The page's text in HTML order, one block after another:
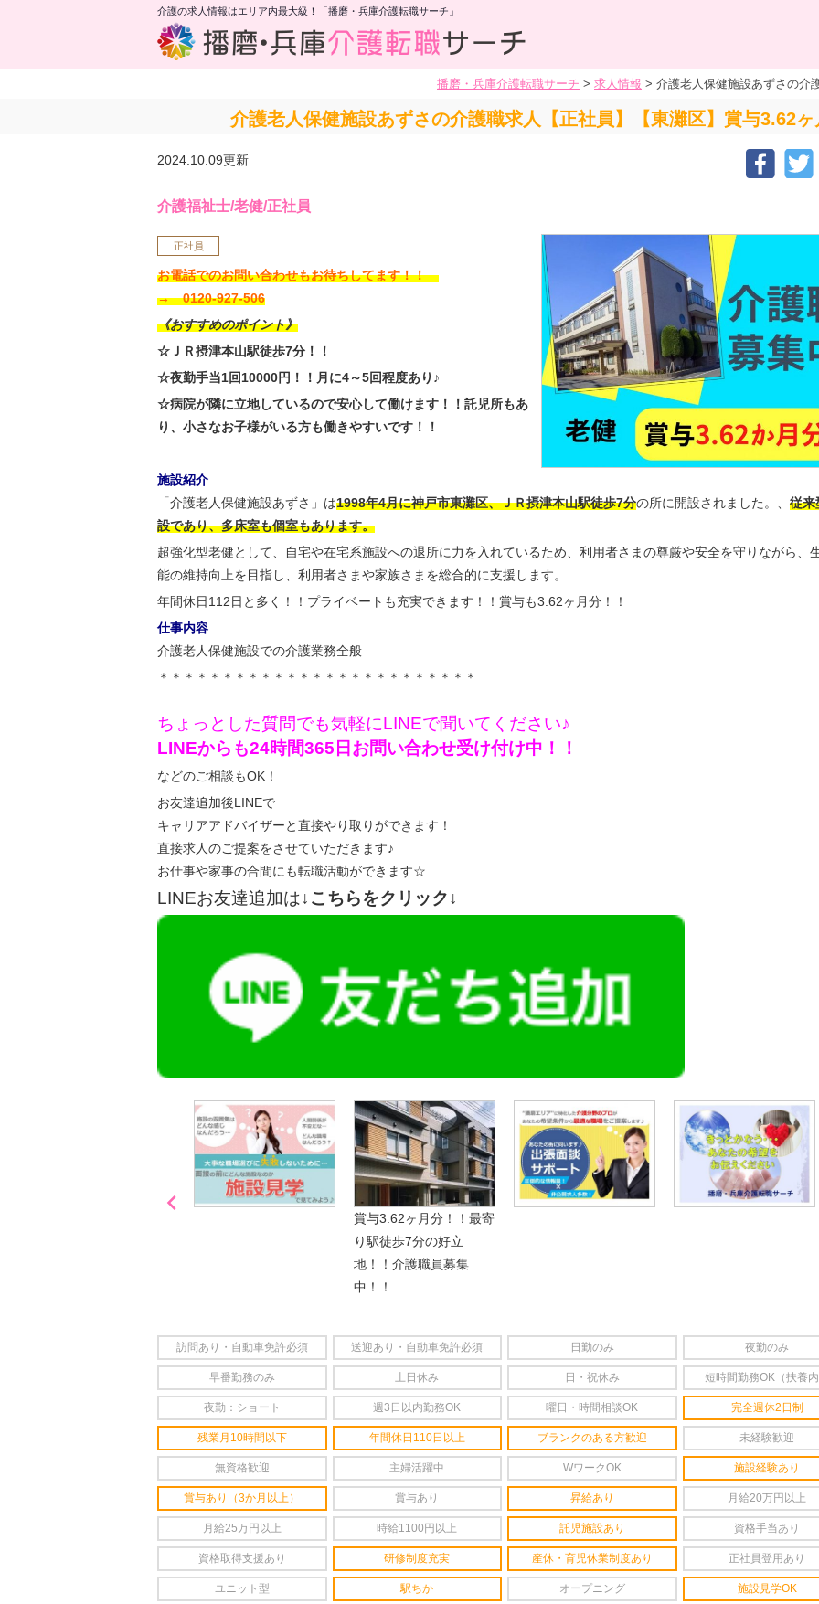
介護の求人情報はエリア内最大級！「播磨・兵庫介護転職サーチ」
播磨・兵庫介護転職サーチ > 求人情報 > 介護老人保健施設あずさの介
介護老人保健施設あずさの介護職求人【正社員】【東灘区】賞与3.62ヶ
2024.10.09更新
介護福祉士/老健/正社員
正社員
お電話でのお問い合わせもお待ちしてます！！
→ 0120-927-506
《おすすめのポイント》
☆ＪＲ摂津本山駅徒歩7分！！
☆夜勤手当1回10000円！！月に4～5回程度あり♪
☆病院が隣に立地しているので安心して働けます！！託児所もあ
り、小さなお子様がいる方も働きやすいです！！
施設紹介
「介護老人保健施設あずさ」は1998年4月に神戸市東灘区、ＪＲ摂津本山駅徒歩7分の所に開設されました。、 従来
設であり、多床室も個室もあります。
超強化型老健として、自宅や在宅系施設への退所に力を入れているため、利用者さまの尊厳や安全を守りながら、
能の維持向上を目指し、利用者さまや家族さまを総合的に支援します。
年間休日112日と多く！！プライベートも充実できます！！賞与も3.62ヶ月分！！
仕事内容
介護老人保健施設での介護業務全般
＊＊＊＊＊＊＊＊＊＊＊＊＊＊＊＊＊＊＊＊＊＊＊＊＊
ちょっとした質問でも気軽にLINEで聞いてください♪
LINEからも24時間365日お問い合わせ受け付け中！！
などのご相談もOK！
お友達追加後LINEで
キャリアアドバイザーと直接やり取りができます！
直接求人のご提案をさせていただきます♪
お仕事や家事の合間にも転職活動ができます☆
LINEお友達追加は↓こちらをクリック↓
賞与3.62ヶ月分！！最寄
り駅徒歩7分の好立
地！！介護職員募集
中！！

訪問あり・自動車免許必須 送迎あり・自動車免許必須 日勤のみ 夜勤のみ
早番勤務のみ 土日休み 日・祝休み 短時間勤務OK（扶養
夜勤：ショート 週3日以内勤務OK 曜日・時間相談OK 完全週休2日制
残業月10時間以下 年間休日110日以上 ブランクのある方歓迎 未経験歓迎
無資格歓迎 主婦活躍中 WワークOK 施設経験あり
賞与あり（3か月以上） 賞与あり 昇給あり 月給20万円以上
月給25万円以上 時給1100円以上 託児施設あり 資格手当あり
資格取得支援あり 研修制度充実 産休・育児休業制度あり 正社員登用あり
ユニット型 駅ちか オープニング 施設見学OK